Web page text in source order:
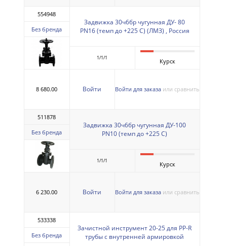
554948
Без бренда
Задвижка 30ч6бр чугунная ДУ- 80
PN16 (темп до +225 С) (ЛМЗ) , Россия
1/1/1 Курск
8 680.00 Войти Войти для заказа или сравнить
511878
Без бренда
Задвижка 30ч6бр чугунная ДУ-100
PN10 (темп до +225 С)
1/1/1 Курск
6 230.00 Войти Войти для заказа или сравнить
533338
Без бренда
Зачистной инструмент 20-25 для PP-R
трубы с внутренней армировкой